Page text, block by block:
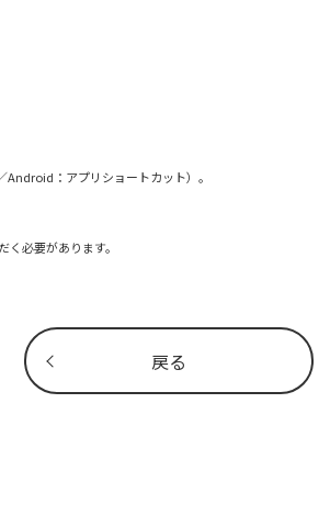
戻る
：アプリショートカット）。
必要があります。